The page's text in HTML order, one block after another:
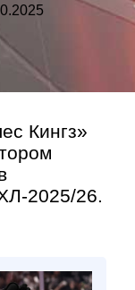
Кингз»
26.